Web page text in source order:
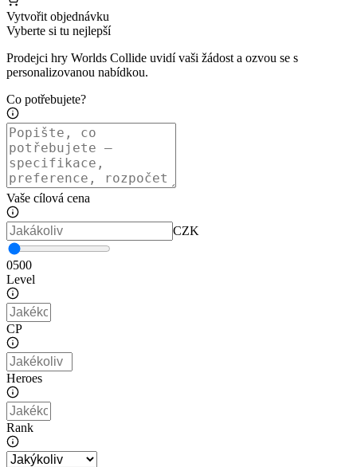
Vytvořit objednávku
Vyberte si tu nejlepší
Prodejci hry Worlds Collide uvidí vaši žádost a ozvou se s
personalizovanou nabídkou.
Co potřebujete?
Vaše cílová cena
CZK
0500
Level
CP
Heroes
Rank